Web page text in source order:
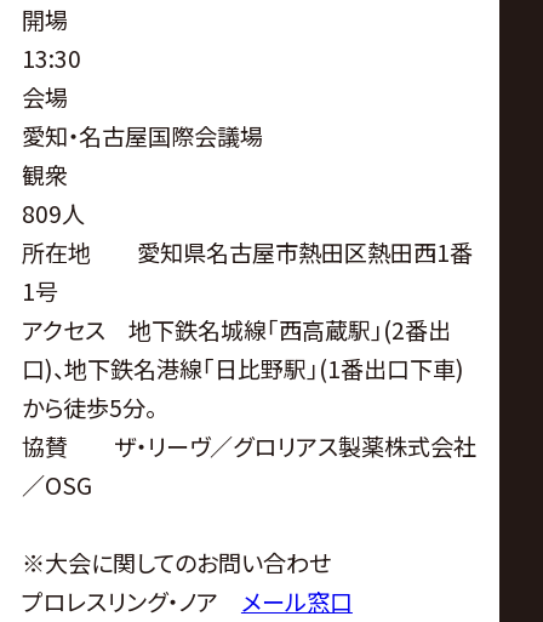
開場
13:30
会場
愛知・名古屋国際会議場
観衆
809人
所在地 愛知県名古屋市熱田区熱田西1番
1号
アクセス 地下鉄名城線｢西高蔵駅｣(2番出
口)、地下鉄名港線｢日比野駅｣(1番出口下車)
から徒歩5分。
協賛 ザ・リーヴ／グロリアス製薬株式会社
／OSG
※大会に関してのお問い合わせ
プロレスリング・ノア メール窓口